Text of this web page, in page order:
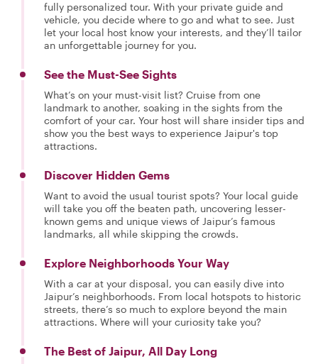
fully personalized tour. With your private guide and
vehicle, you decide where to go and what to see. Just
let your local host know your interests, and they’ll tailor
an unforgettable journey for you.
See the Must-See Sights
What’s on your must-visit list? Cruise from one
landmark to another, soaking in the sights from the
comfort of your car. Your host will share insider tips and
show you the best ways to experience Jaipur's top
attractions.
Discover Hidden Gems
Want to avoid the usual tourist spots? Your local guide
will take you off the beaten path, uncovering lesser-
known gems and unique views of Jaipur’s famous
landmarks, all while skipping the crowds.
Explore Neighborhoods Your Way
With a car at your disposal, you can easily dive into
Jaipur’s neighborhoods. From local hotspots to historic
streets, there’s so much to explore beyond the main
attractions. Where will your curiosity take you?
The Best of Jaipur, All Day Long